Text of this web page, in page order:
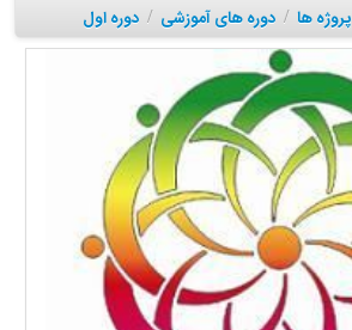
پروژه ها / دوره های آموزشی / دوره اول